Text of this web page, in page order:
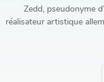
Zedd, pseudonyme
réalisateur artistique